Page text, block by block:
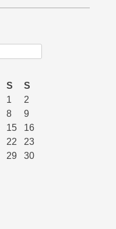
S
S
1
2
8
9
15
16
22
23
29
30